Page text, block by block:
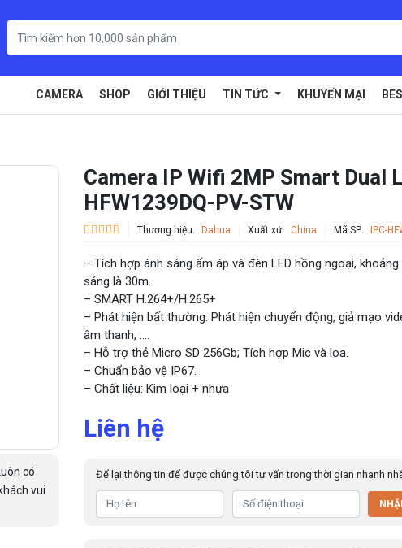
CAMERA SHOP GIỚI THIỆU TIN TỨC KHUYẾN MẠI
có
vui
Camera IP Wifi 2MP Smart Dual
HFW1239DQ-PV-STW
Thương hiệu: Dahua Xuất xứ: China Mã SP: IPC-
– Tích hợp ánh sáng ấm áp và đèn LED hồng ngoại,
sáng là 30m.
– SMART H.264+/H.265+
– Phát hiện bất thường: Phát hiện chuyển động, giả mạo
âm thanh, ….
– Hỗ trợ thẻ Micro SD 256Gb; Tích hợp Mic và loa.
– Chuẩn bảo vệ IP67.
– Chất liệu: Kim loại + nhựa
Liên hệ
Để lại thông tin để được chúng tôi tư vấn trong thời gian nhanh